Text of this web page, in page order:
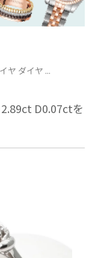
ヤ ダイヤ ...
D0.07ctを